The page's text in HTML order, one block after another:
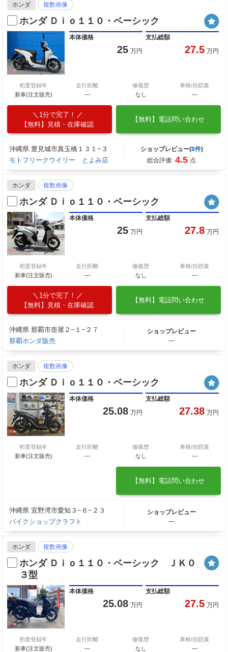
ホンダ 複数画像
ホンダ Ｄｉｏ１１０・ベーシック
本体価格
25 万円
支払総額
27.5 万円
初度登録年
新車(注文販売)
走行距離
―
修復歴
なし
車検/自賠責
―
1分で完了！
【無料】見積・在庫確認
【無料】電話問い合わせ
沖縄県 豊見城市真玉橋１３１−３
モトフリークウイリー とよみ店
ショップレビュー(8件)
総合評価: 4.5 点
ホンダ 複数画像
ホンダ Ｄｉｏ１１０・ベーシック
本体価格
25 万円
支払総額
27.8 万円
初度登録年
新車(注文販売)
走行距離
―
修復歴
なし
車検/自賠責
―
1分で完了！
【無料】見積・在庫確認
【無料】電話問い合わせ
沖縄県 那覇市壺屋２−１−２７
那覇ホンダ販売
ショップレビュー
―
ホンダ 複数画像
ホンダ Ｄｉｏ１１０・ベーシック
本体価格
25.08 万円
支払総額
27.38 万円
初度登録年
新車(注文販売)
走行距離
―
修復歴
なし
車検/自賠責
―
【無料】電話問い合わせ
沖縄県 宜野湾市愛知３−６−２３
バイクショップクラフト
ショップレビュー
―
ホンダ 複数画像
ホンダ Ｄｉｏ１１０・ベーシック ＪＫ０
３型
本体価格
25.08 万円
支払総額
27.5 万円
初度登録年
新車(注文販売)
走行距離
―
修復歴
なし
車検/自賠責
―